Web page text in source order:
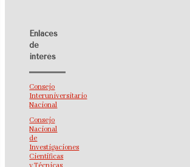
Enlaces
de
interés
Consejo
Interuniversitario
Nacional
Consejo
Nacional
de
Investigaciones
Científicas